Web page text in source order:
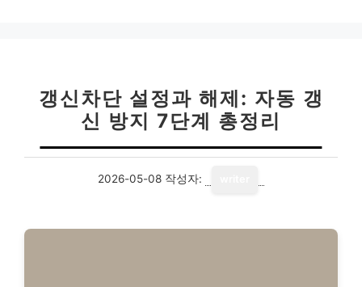
갱신차단 설정과 해제: 자동 갱
신 방지 7단계 총정리
2026-05-08 작성자: